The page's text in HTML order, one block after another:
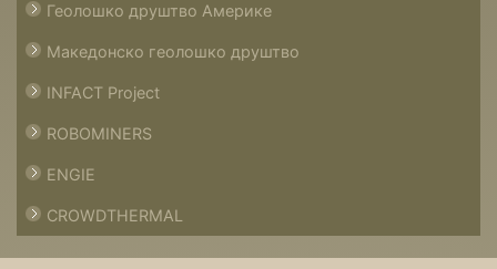
Геолошко друштво Америке
Македонско геолошко друштво
INFACT Project
ROBOMINERS
ENGIE
CROWDTHERMAL